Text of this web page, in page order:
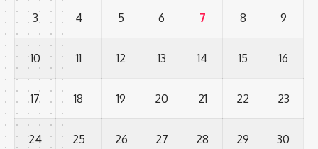
3 4 5 6 7 8 9
10 11 12 13 14 15 16
17 18 19 20 21 22 23
24 25 26 27 28 29 30